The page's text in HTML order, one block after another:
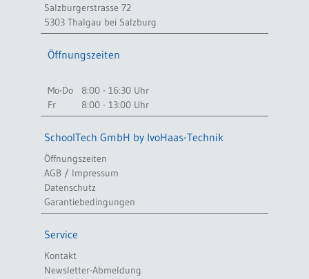
Salzburgerstrasse 72
5303 Thalgau bei Salzburg
Öffnungszeiten
Mo-Do
8:00 - 16:30 Uhr
Fr
8:00 - 13:00 Uhr
SchoolTech GmbH by IvoHaas-Technik
Öffnungszeiten
AGB / Impressum
Datenschutz
Garantiebedingungen
Service
Kontakt
Newsletter-Abmeldung